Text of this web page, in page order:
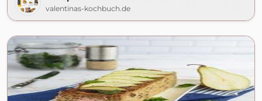
valentinas-kochbuch.de